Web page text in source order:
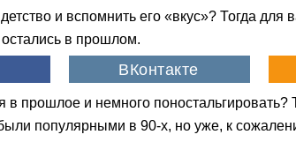
и вспомнить его «вкус»? Тогда для
в прошлом.
в прошлое и немного
популярными в 90-х, но уже, к